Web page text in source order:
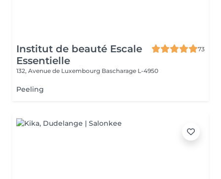
Institut de beauté Escale
Essentielle
73
132, Avenue de Luxembourg Bascharage L-4950
Peeling